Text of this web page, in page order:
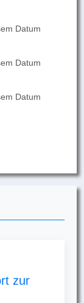
Datum
Datum
Datum
zur